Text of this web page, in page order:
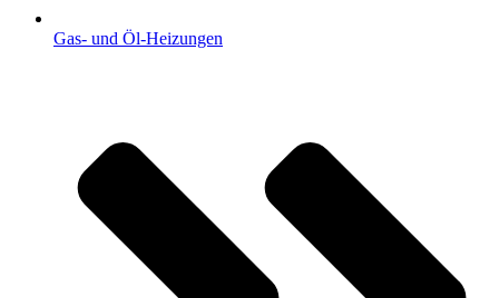
Gas- und Öl-Heizungen